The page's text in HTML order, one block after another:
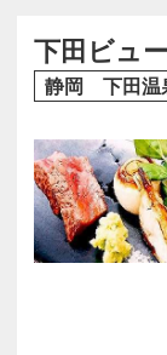
９月末日予定)
◆見晴らしの
下田ビュ
静岡 下田温